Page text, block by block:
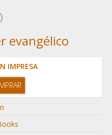
evangélico
IMPRESA